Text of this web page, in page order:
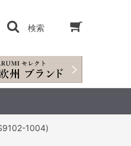
検索
1004)